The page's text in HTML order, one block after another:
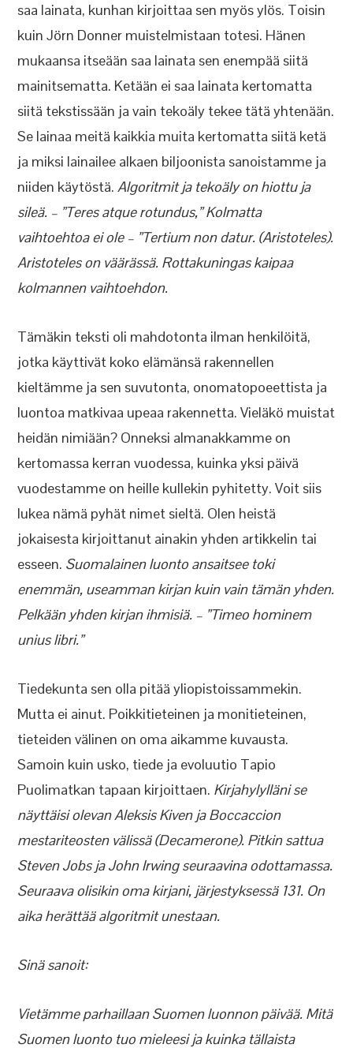
saa lainata, kunhan kirjoittaa sen myös ylös. Toisin
kuin Jörn Donner muistelmistaan totesi. Hänen
mukaansa itseään saa lainata sen enempää siitä
mainitsematta. Ketään ei saa lainata kertomatta
siitä tekstissään ja vain tekoäly tekee tätä yhtenään.
Se lainaa meitä kaikkia muita kertomatta siitä ketä
ja miksi lainailee alkaen biljoonista sanoistamme ja
niiden käytöstä.Algoritmit ja tekoäly on hiottu ja
sileä. – ”Teres atque rotundus,” Kolmatta
vaihtoehtoa ei ole – ”Tertium non datur. (Aristoteles).
Aristoteles on väärässä. Rottakuningas kaipaa
kolmannen vaihtoehdon.
Tämäkin teksti oli mahdotonta ilman henkilöitä,
jotka käyttivät koko elämänsä rakennellen
kieltämme ja sen suvutonta, onomatopoeettista ja
luontoa matkivaa upeaa rakennetta. Vieläkö muistat
heidän nimiään? Onneksi almanakkamme on
kertomassa kerran vuodessa, kuinka yksi päivä
vuodestamme on heille kullekin pyhitetty. Voit siis
lukea nämä pyhät nimet sieltä. Olen heistä
jokaisesta kirjoittanut ainakin yhden artikkelin tai
esseen. Suomalainen luonto ansaitsee toki
enemmän, useamman kirjan kuin vain tämän yhden.
Pelkään yhden kirjan ihmisiä. – ”Timeo hominem
unius libri.”
Tiedekunta sen olla pitää yliopistoissammekin.
Mutta ei ainut. Poikkitieteinen ja monitieteinen,
tieteiden välinen on oma aikamme kuvausta.
Samoin kuin usko, tiede ja evoluutio Tapio
Puolimatkan tapaan kirjoittaen. Kirjahylylläni se
näyttäisi olevan Aleksis Kiven ja Boccaccion
mestariteosten välissä (Decamerone). Pitkin sattua
Steven Jobs ja John Irwing seuraavina odottamassa.
Seuraava olisikin oma kirjani, järjestyksessä 131. On
aika herättää algoritmit unestaan.
Sinä sanoit:
Vietämme parhaillaan Suomen luonnon päivää. Mitä
Suomen luonto tuo mieleesi ja kuinka tällaista